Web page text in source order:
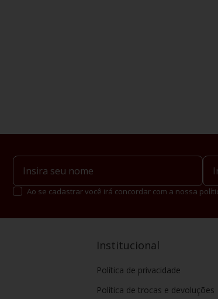
Ao se cadastrar você irá concordar com a nossa
Institucional
Política de privacidade
Política de trocas e devoluções